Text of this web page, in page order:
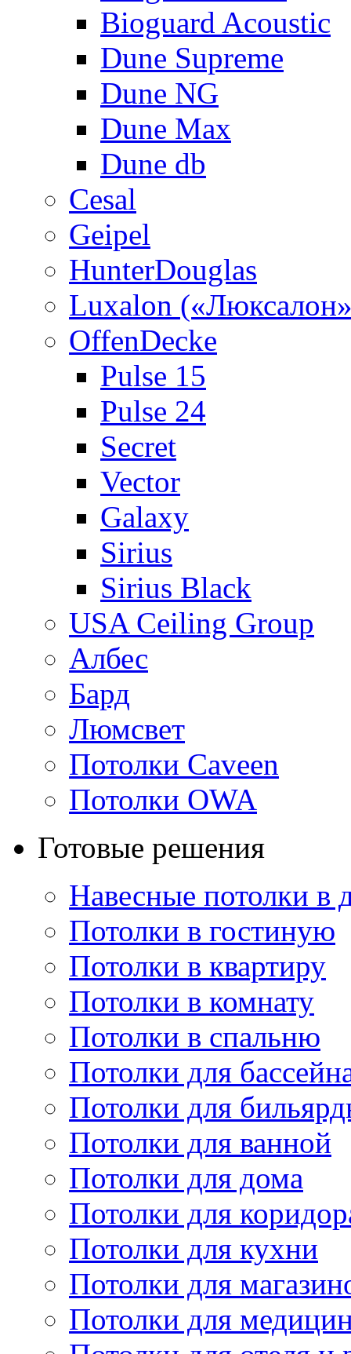
Bioguard Acoustic
Dune Supreme
Dune NG
Dune Max
Dune db
Cesal
Geipel
HunterDouglas
Luxalon
OffenDecke
Pulse 15
Pulse 24
Secret
Vector
Galaxy
Sirius
Sirius Black
USA Ceiling Group
Албес
Бард
Люмсвет
Потолки Caveen
Потолки OWA
Готовые решения
Навесные потолки в
Потолки в гостиную
Потолки в квартиру
Потолки в комнату
Потолки в спальню
Потолки для
Потолки для
Потолки для ванной
Потолки для дома
Потолки для
Потолки для кухни
Потолки для
Потолки для